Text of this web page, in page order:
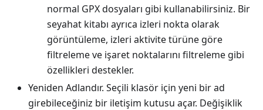
normal GPX dosyaları gibi kullanabilirsiniz. Bir
seyahat kitabı ayrıca izleri nokta olarak
görüntüleme, izleri aktivite türüne göre
filtreleme ve işaret noktalarını filtreleme gibi
özellikleri destekler.
Yeniden Adlandır. Seçili klasör için yeni bir ad
girebileceğiniz bir iletişim kutusu açar. Değişiklik